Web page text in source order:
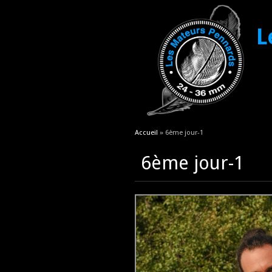
Vous êtes ici
Accueil » 6ème jour-1
6ème jour-1